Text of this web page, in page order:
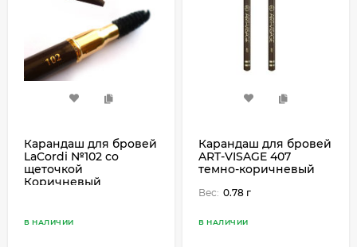
Карандаш для бровей
LaCordi №102 со
щеточкой
Коричневый
В НАЛИЧИИ
Карандаш для бровей
ART-VISAGE 407
темно-коричневый
Вес: 0.78 г
В НАЛИЧИИ